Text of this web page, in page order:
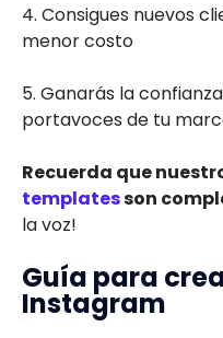
4. Consigues nuevos
menor costo
5. Ganarás la
portavoces de tu
Recuerda que
templatesson
la voz!
Guía para
Instagram